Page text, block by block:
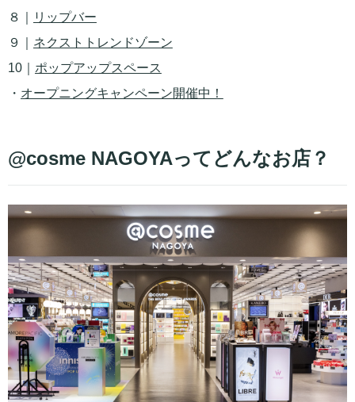
８｜
リップバー
９｜ ネクストトレンドゾーン
10｜ ポップアップスペース
・ オープニングキャンペーン開催中！
@cosme NAGOYAってどんなお店？